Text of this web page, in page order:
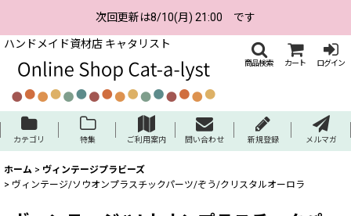
次回更新は8/10(月) 21:00 です
ハンドメイド資材店 キャタリスト
商品検索 カート ログイン
カテゴリ 特集 ご利用案内 問い合わせ 新規登録 メルマガ
ホーム > ヴィンテージプラビーズ
> ヴィンテージ/ソウオンプラスチックパーツ/ぞう/クリスタルオーロラ